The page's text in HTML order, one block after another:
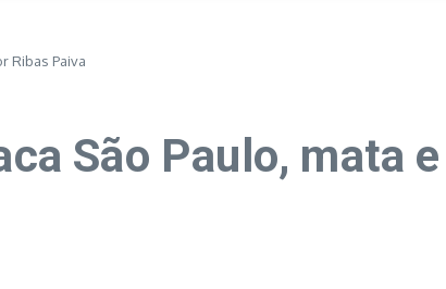
Ribas Paiva
São Paulo, mata